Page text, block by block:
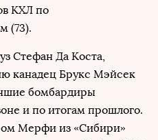
КХЛ по
(73).
Стефан Да Коста,
канадец Брукс Мэйсек
бомбардиры
и по итогам прошлого.
Мерфи из «Сибири»